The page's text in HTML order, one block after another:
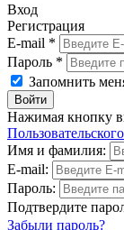
Вход
Регистрация
E-mail *
Пароль *
Запомнить
Нажимая кнопку
Имя и фамилия:
E-mail:
Пароль:
Подтвердите
Забыли пароль?